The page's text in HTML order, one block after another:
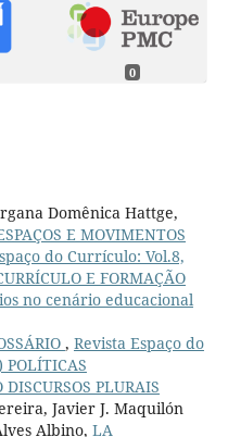
0
Domênica Hattge,
E MOVIMENTOS
do Currículo: Vol.8,
E FORMAÇÃO
no cenário educacional
, Revista Espaço do
PLURAIS
Javier J. Maquilón
Albino, LA